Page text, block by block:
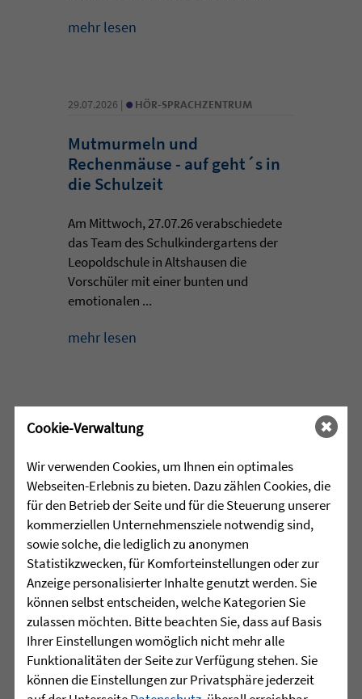
mehr lesen
29.07.2026 | • HÖR-SPRACHZENTRUM
Mutmurmeln und
Rechenmäuse - auf geht´s in
die Schulzeit
Am Mittwoch, 27.07.26 verabschiedete
das Team des Schulkindergartens der
Leopoldschule in Altshausen die
Vorschüler mit einer bunten und
emotionalen ...
mehr lesen
•
Arnach in eine bunte
Zirkuswelt - kannst Du nicht
war gestern
Eine Woche lang herrschte in Arnach
ganz besondere Zirkusluft: Gemeinsam
haben die Sprachheilschule Arnach der
Zieglerschen, die Grundschule Arnach
und der Kindergarten Arnach ein
außergewöhnliches Zirkusprojekt mit
dem Zirkus ZappZarap aus Leverkusen
...
Cookie-Verwaltung
Wir verwenden Cookies, um Ihnen ein optimales
Webseiten-Erlebnis zu bieten. Dazu zählen Cookies, die
für den Betrieb der Seite und für die Steuerung unserer
kommerziellen Unternehmensziele notwendig sind,
sowie solche, die lediglich zu anonymen
Statistikzwecken, für Komforteinstellungen oder zur
Anzeige personalisierter Inhalte genutzt werden. Sie
können selbst entscheiden, welche Kategorien Sie
zulassen möchten. Bitte beachten Sie, dass auf Basis
Ihrer Einstellungen womöglich nicht mehr alle
Funktionalitäten der Seite zur Verfügung stehen. Sie
können die Einstellungen zur Privatsphäre jederzeit